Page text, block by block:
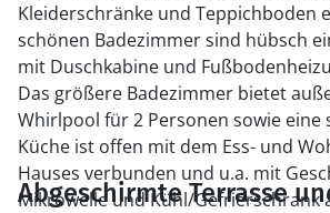
Kleiderschränke und Teppichboden
schönen Badezimmer sind hübsch
mit Duschkabine und
Das größere Badezimmer bietet
Whirlpool für 2 Personen sowie eine
Küche ist offen mit dem Ess- und
Hauses verbunden und u.a. mit
Mikrowelle und Kühl/Gefrierschrank
Abgeschirmte Terrasse